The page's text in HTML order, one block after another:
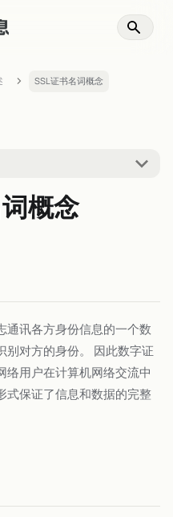
SSL证书名词概念
概念
通讯各方身份信息的一个数
别对方的身份。 因此数字证
络用户在计算机网络交流中
式保证了信息和数据的完整